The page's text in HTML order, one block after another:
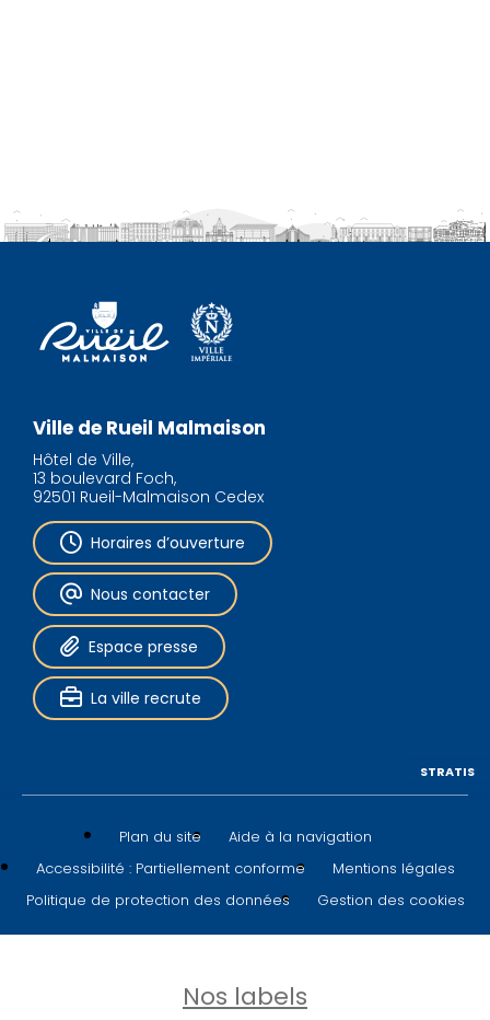
Ville de Rueil Malmaison
Hôtel de Ville,
13 boulevard Foch,
92501 Rueil-Malmaison Cedex
Horaires d’ouverture
Nous contacter
Espace presse
La ville recrute
Plan du site
Aide à la navigation
Accessibilité : Partiellement conforme
Mentions légales
Politique de protection des données
Gestion des cookies
STRATIS
Nos labels